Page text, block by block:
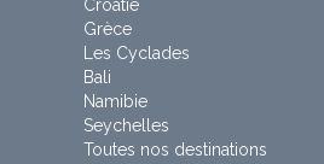
Croatie
Grèce
Les Cyclades
Bali
Namibie
Seychelles
Toutes nos destinations